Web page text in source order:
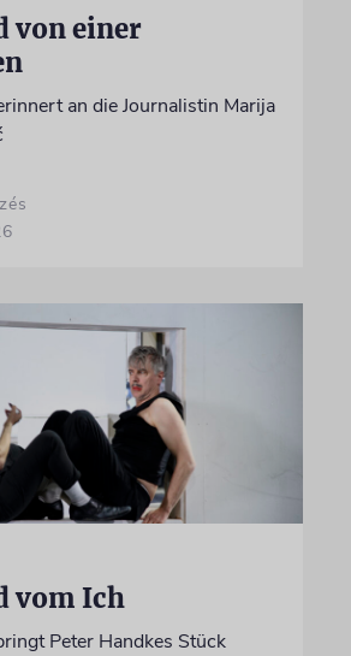
von einer
an die Journalistin Marija
vom Ich
Peter Handkes Stück